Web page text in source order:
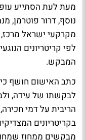
מעת לעת הסתייע
נוסף, דרור פוטרמן,
מקרקעי ישראל
לפי קריטריונים
המבקש.
כתב האישום חושף כי
לבקשתו של עידה,
הריבית על דמי
בקריטריונים
מבקשים ממחוז